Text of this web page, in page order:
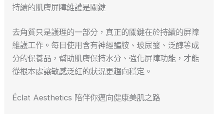
持續的肌膚屏障維護是關鍵
去角質只是護理的一部分，真正的關鍵在於持續的屏障
維護工作。每日使用含有神經醯胺、玻尿酸、泛醇等成
分的保養品，幫助肌膚保持水分、強化屏障功能，才能
從根本處讓敏感泛紅的狀況更趨向穩定。
Éclat Aesthetics 陪伴你邁向健康美肌之路